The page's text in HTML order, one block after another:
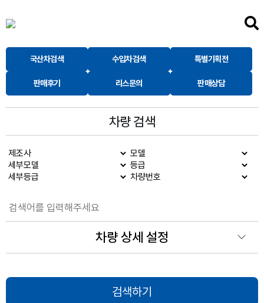
국산차검색 수입차검색 특별기획전
판매후기 리스문의 판매상담
차량 검색
차량 상세 설정